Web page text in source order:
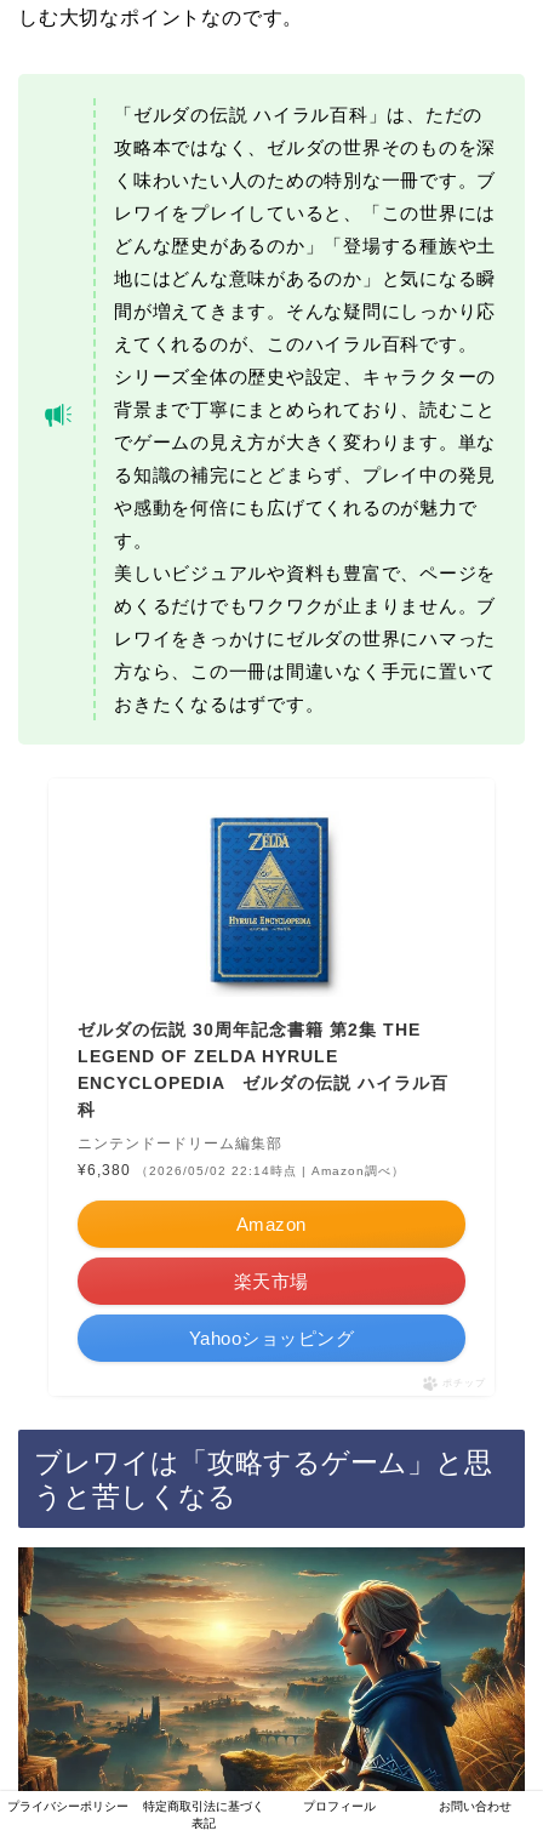
しむ大切なポイントなのです。
「ゼルダの伝説 ハイラル百科」は、ただの
攻略本ではなく、ゼルダの世界そのものを深
く味わいたい人のための特別な一冊です。ブ
レワイをプレイしていると、「この世界には
どんな歴史があるのか」「登場する種族や土
地にはどんな意味があるのか」と気になる瞬
間が増えてきます。そんな疑問にしっかり応
えてくれるのが、このハイラル百科です。
シリーズ全体の歴史や設定、キャラクターの
背景まで丁寧にまとめられており、読むこと
でゲームの見え方が大きく変わります。単な
る知識の補完にとどまらず、プレイ中の発見
や感動を何倍にも広げてくれるのが魅力で
す。
美しいビジュアルや資料も豊富で、ページを
めくるだけでもワクワクが止まりません。ブ
レワイをきっかけにゼルダの世界にハマった
方なら、この一冊は間違いなく手元に置いて
おきたくなるはずです。
ゼルダの伝説 30周年記念書籍 第2集 THE
LEGEND OF ZELDA HYRULE
ENCYCLOPEDIA ゼルダの伝説 ハイラル百
科
ニンテンドードリーム編集部
¥6,380
（2026/05/02 22:14時点 | Amazon調べ）
Amazon
楽天市場
Yahooショッピング
ポチップ
ブレワイは「攻略するゲーム」と思
うと苦しくなる
プライバシーポリシー
特定商取引法に基づく
表記
プロフィール お問い合わせ